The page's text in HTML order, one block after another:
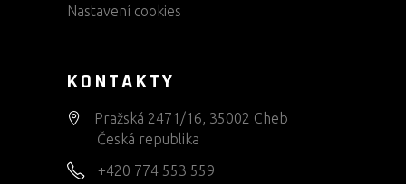
Nastavení cookies
KONTAKTY
Pražská 2471/16, 35002 Cheb
Česká republika
+420 774 553 559